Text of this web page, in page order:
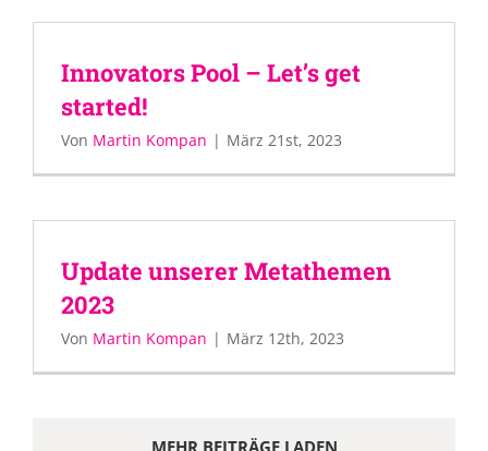
Innovators Pool – Let’s get
started!
Von Martin Kompan | März 21st, 2023
Update unserer Metathemen
2023
Von Martin Kompan | März 12th, 2023